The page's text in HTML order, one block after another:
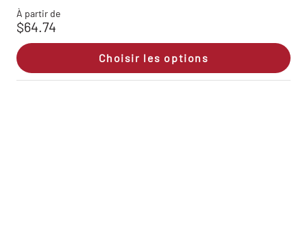
À partir de
$64.74
Choisir les options